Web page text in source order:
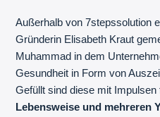
Außerhalb von 7stepssolution
Gründerin Elisabeth Kraut
Muhammad in dem
Gesundheit in Form von
Gefüllt sind diese mit Impulsen
Lebensweise und mehreren